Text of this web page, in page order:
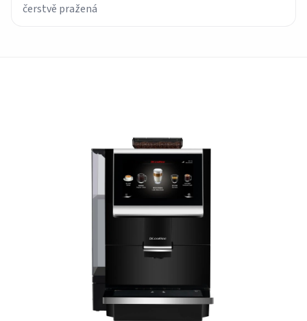
čerstvě pražená